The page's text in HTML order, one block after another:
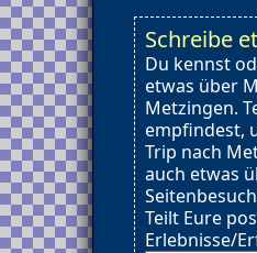
Schreibe
Du kennst
etwas über
Metzingen.
empfindest,
Trip nach
auch etwas
Teilt Eure
Erlebnisse/